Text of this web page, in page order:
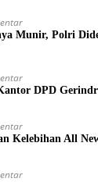
Munir, Polri
DPD
Kelebihan All